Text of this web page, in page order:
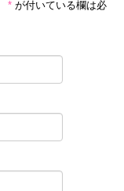
* が付いている欄は必